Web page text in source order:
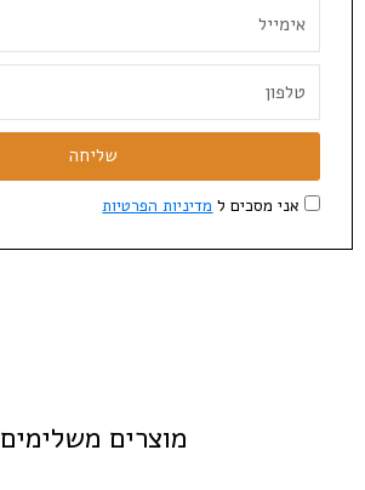
אני מסכים ל מדיניות הפרטיות
שליחה
מוצרים משלימים